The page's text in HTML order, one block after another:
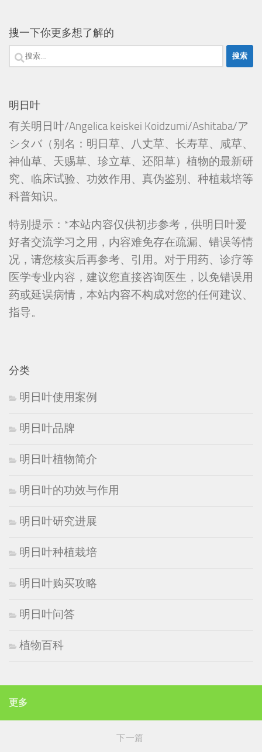
搜一下你更多想了解的
搜
明日叶
有关明日叶/Angelica keiskei Koidzumi/Ashitaba/ア
シタバ（别名：明日草、八丈草、长寿草、咸草、
神仙草、天赐草、珍立草、还阳草）植物的最新研
究、临床试验、功效作用、真伪鉴别、种植栽培等
科普知识。
特别提示：*本站内容仅供初步参考，供明日叶爱
好者交流学习之用，内容难免存在疏漏、错误等情
况，请您核实后再参考、引用。对于用药、诊疗等
医学专业内容，建议您直接咨询医生，以免错误用
药或延误病情，本站内容不构成对您的任何建议、
指导。
分类
明日叶使用案例
明日叶品牌
明日叶植物简介
明日叶的功效与作用
明日叶研究进展
明日叶种植栽培
明日叶购买攻略
明日叶问答
植物百科
更多
下一篇